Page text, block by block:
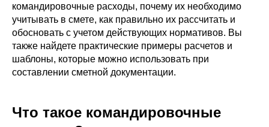
командировочные расходы, почему их необходимо
учитывать в смете, как правильно их рассчитать и
обосновать с учетом действующих нормативов. Вы
также найдете практические примеры расчетов и
шаблоны, которые можно использовать при
составлении сметной документации.
Что такое командировочные